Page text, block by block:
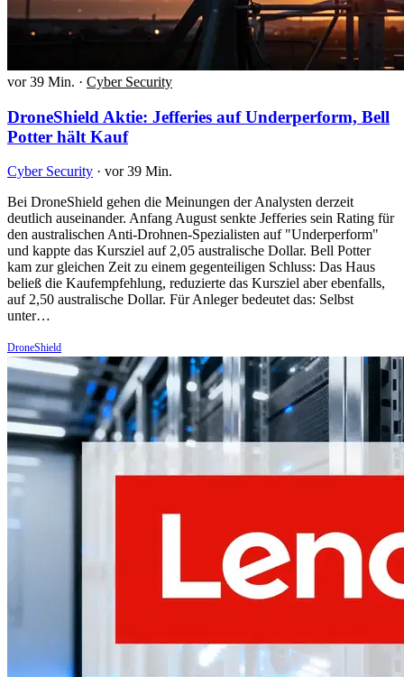
vor 39 Min. · Cyber Security
DroneShield Aktie: Jefferies auf Underperform, Bell
Potter hält Kauf
Cyber Security · vor 39 Min.
Bei DroneShield gehen die Meinungen der Analysten derzeit
deutlich auseinander. Anfang August senkte Jefferies sein Rating für
den australischen Anti-Drohnen-Spezialisten auf "Underperform"
und kappte das Kursziel auf 2,05 australische Dollar. Bell Potter
kam zur gleichen Zeit zu einem gegenteiligen Schluss: Das Haus
beließ die Kaufempfehlung, reduzierte das Kursziel aber ebenfalls,
auf 2,50 australische Dollar. Für Anleger bedeutet das: Selbst
unter…
DroneShield